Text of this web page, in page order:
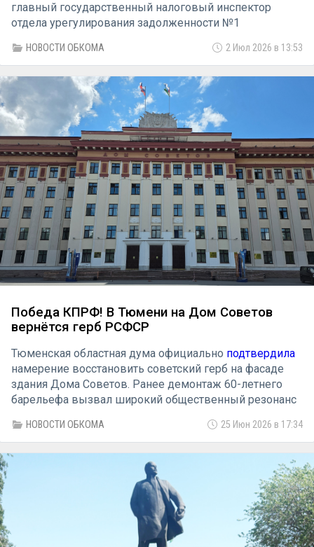
главный государственный налоговый инспектор
отдела урегулирования задолженности №1
службы №14 по Тюменской области.
НОВОСТИ ОБКОМА 2 Июл 2026 в 13:53
Победа КПРФ! В Тюмени на Дом Советов
вернётся герб РСФСР
Тюменская областная дума официально подтвердила
намерение восстановить советский герб на фасаде
здания Дома Советов. Ранее демонтаж 60-летнего
барельефа вызвал широкий общественный резонанс
утерян навсегда.
НОВОСТИ ОБКОМА 25 Июн 2026 в 17:34